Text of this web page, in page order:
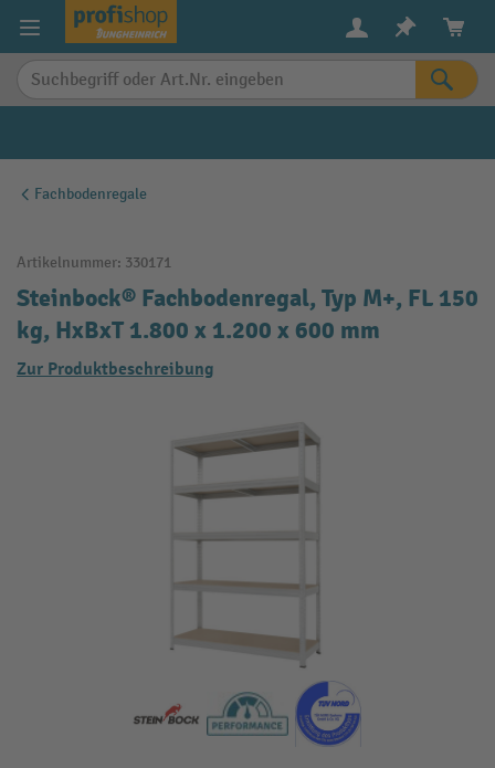
springen
Fachbodenregale
Artikelnummer: 330171
Steinbock® Fachbodenregal, Typ M+, FL 150
kg, HxBxT 1.800 x 1.200 x 600 mm
Zur Produktbeschreibung